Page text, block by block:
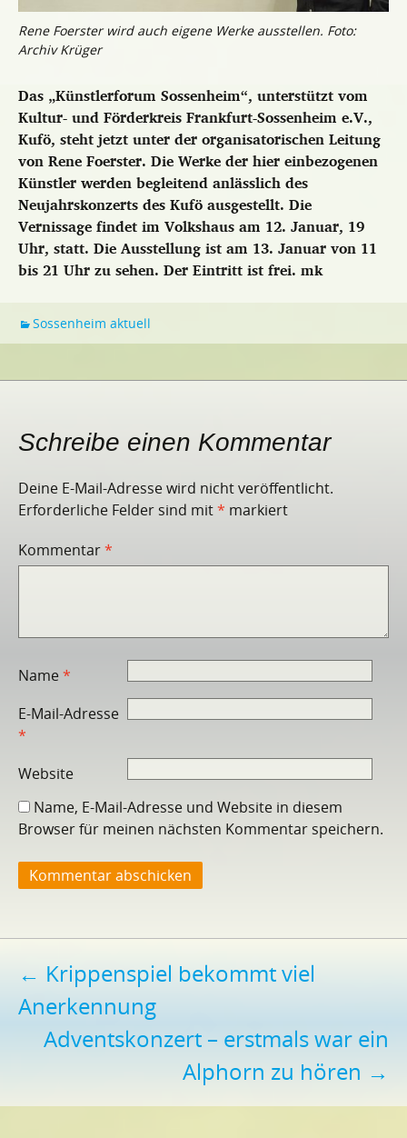
Rene Foerster wird auch eigene Werke ausstellen. Foto:
Archiv Krüger
Das „Künstlerforum Sossenheim“, unterstützt vom
Kultur- und Förderkreis Frankfurt-Sossenheim e.V.,
Kufö, steht jetzt unter der organisatorischen Leitung
von Rene Foerster. Die Werke der hier einbezogenen
Künstler werden begleitend anlässlich des
Neujahrskonzerts des Kufö ausgestellt. Die
Vernissage findet im Volkshaus am 12. Januar, 19
Uhr, statt. Die Ausstellung ist am 13. Januar von 11
bis 21 Uhr zu sehen. Der Eintritt ist frei. mk
Sossenheim aktuell
Schreibe einen Kommentar
Deine E-Mail-Adresse wird nicht veröffentlicht.
Erforderliche Felder sind mit* markiert
Kommentar*
Name*
E-Mail-Adresse
*
Website
Name, E-Mail-Adresse und Website in diesem
Browser für meinen nächsten Kommentar speichern.
Beitragsnavigation
← Krippenspiel bekommt viel
Anerkennung
Adventskonzert – erstmals war ein
Alphorn zu hören →